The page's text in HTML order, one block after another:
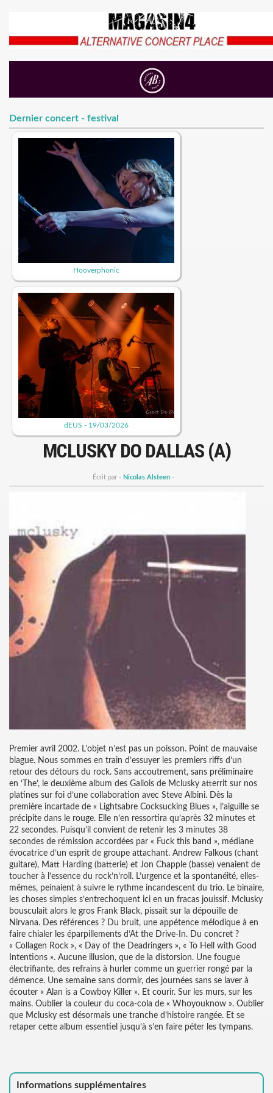
Dernier concert - festival
Hooverphonic
dEUS - 19/03/2026
MCLUSKY DO DALLAS (A)
Écrit par - Nicolas Alsteen -
Premier avril 2002. L’objet n’est pas un poisson. Point de mauvaise
blague. Nous sommes en train d’essuyer les premiers riffs d’un
retour des détours du rock. Sans accoutrement, sans préliminaire
en ‘The’, le deuxième album des Gallois de Mclusky atterrit sur nos
platines sur foi d’une collaboration avec Steve Albini. Dès la
première incartade de « Lightsabre Cocksucking Blues », l’aiguille se
précipite dans le rouge. Elle n’en ressortira qu’après 32 minutes et
22 secondes. Puisqu’il convient de retenir les 3 minutes 38
secondes de rémission accordées par « Fuck this band », médiane
évocatrice d’un esprit de groupe attachant. Andrew Falkous (chant
guitare), Matt Harding (batterie) et Jon Chapple (basse) venaient de
toucher à l’essence du rock’n’roll. L’urgence et la spontanéité, elles-
mêmes, peinaient à suivre le rythme incandescent du trio. Le binaire,
les choses simples s’entrechoquent ici en un fracas jouissif. Mclusky
bousculait alors le gros Frank Black, pissait sur la dépouille de
Nirvana. Des références ? Du bruit, une appétence mélodique à en
faire chialer les éparpillements d’At the Drive-In. Du concret ?
« Collagen Rock », « Day of the Deadringers », « To Hell with Good
Intentions ». Aucune illusion, que de la distorsion. Une fougue
électrifiante, des refrains à hurler comme un guerrier rongé par la
démence. Une semaine sans dormir, des journées sans se laver à
écouter « Alan is a Cowboy Killer ». Et courir. Sur les murs, sur les
mains. Oublier la couleur du coca-cola de « Whoyouknow ». Oublier
que Mclusky est désormais une tranche d’histoire rangée. Et se
retaper cette album essentiel jusqu’à s’en faire péter les tympans.
Informations supplémentaires